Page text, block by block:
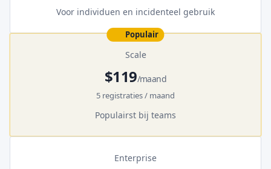
Voor individuen en incidenteel gebruik
Populair
Scale
$119/maand
5 registraties / maand
Populairst bij teams
Enterprise